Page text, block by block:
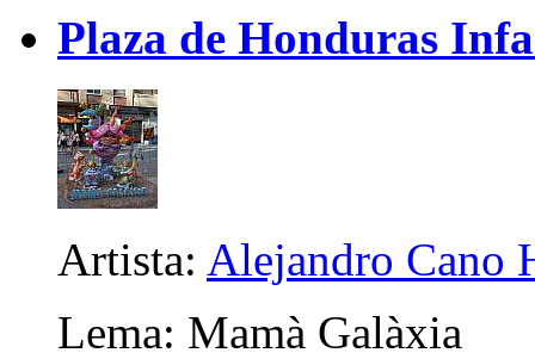
Plaza de Honduras
Artista: Alejandro Cano
Lema: Mamà Galàxia